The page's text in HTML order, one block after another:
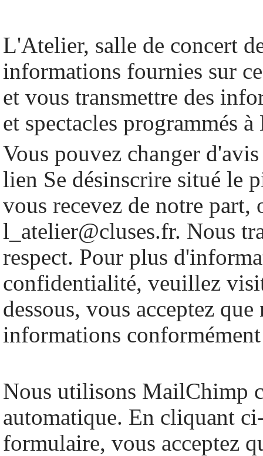
L'Atelier, salle de concert
informations fournies sur
et vous transmettre des
et spectacles programmés
Vous pouvez changer
lien Se désinscrire situé le
vous recevez de notre part,
l_atelier@cluses.fr. Nous
respect. Pour plus
confidentialité, veuillez
dessous, vous acceptez
informations conformément
Nous utilisons MailChimp
automatique. En cliquant
formulaire, vous acceptez